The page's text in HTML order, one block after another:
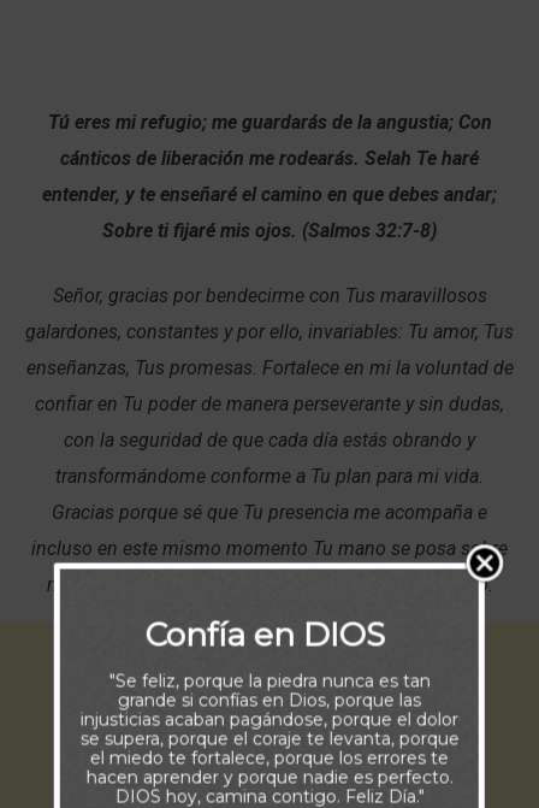
Tú eres mi refugio; me guardarás de la angustia; Con
cánticos de liberación me rodearás. Selah Te haré
entender, y te enseñaré el camino en que debes andar;
Sobre ti fijaré mis ojos. (Salmos 32:7-8)
Señor, gracias por bendecirme con Tus maravillosos
galardones, constantes y por ello, invariables: Tu amor, Tus
enseñanzas, Tus promesas. Fortalece en mi la voluntad de
confiar en Tu poder de manera perseverante y sin dudas,
con la seguridad de que cada día estás obrando y
transformándome conforme a Tu plan para mi vida.
Gracias porque sé que Tu presencia me acompaña e
incluso en este mismo momento Tu mano se posa sobre
mí para protegerme, guiarme e iluminarme el camino.
Confía en DIOS
"Se feliz, porque la piedra nunca es tan
grande si confías en Dios, porque las
injusticias acaban pagándose, porque el dolor
se supera, porque el coraje te levanta, porque
el miedo te fortalece, porque los errores te
hacen aprender y porque nadie es perfecto.
DIOS hoy, camina contigo. Feliz Día."